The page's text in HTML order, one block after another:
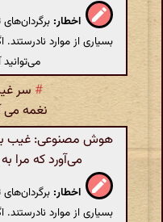
اخطار:
بسیاری از موارد
می‌توانید
# سر
نغمه می
هوش مصنوعی: غیب به
می‌آورد که مرا
اخطار:
بسیاری از موارد